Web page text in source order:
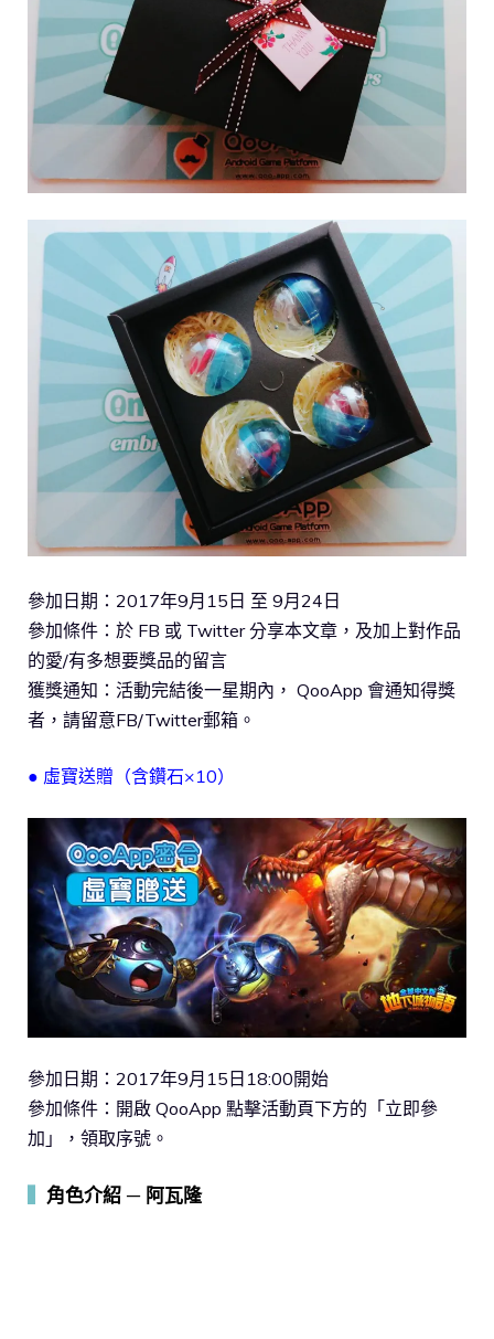
參加日期：2017年9月15日 至 9月24日
參加條件：於 FB 或 Twitter 分享本文章，及加上對作品
的愛/有多想要獎品的留言
獲獎通知：活動完結後一星期內， QooApp 會通知得獎
者，請留意FB/Twitter郵箱。
● 虛寶送贈（含鑽石×10）
參加日期：2017年9月15日18:00開始
參加條件：開啟 QooApp 點擊活動頁下方的「立即參
加」，領取序號。
角色介紹 ─ 阿瓦隆